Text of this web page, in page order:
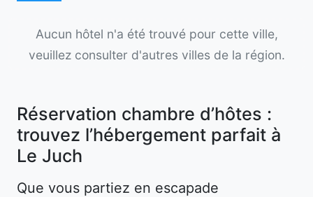
Aucun hôtel n'a été trouvé pour cette ville,
veuillez consulter d'autres villes de la région.
Réservation chambre d’hôtes :
trouvez l’hébergement parfait à
Le Juch
Que vous partiez en escapade